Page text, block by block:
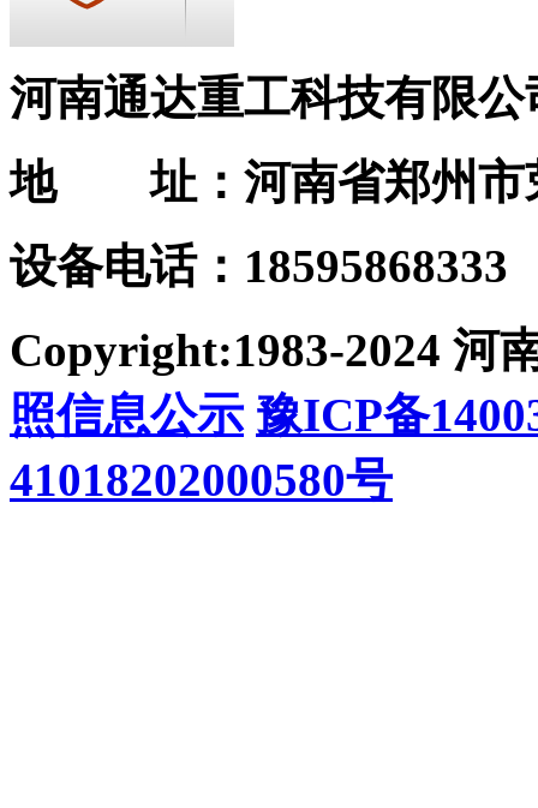
河南通达重工科技有限公
地 址：河南省郑州市
设备电话：18595868333
Copyright:1983-2024 河
照信息公示 豫ICP备
41018202000580号